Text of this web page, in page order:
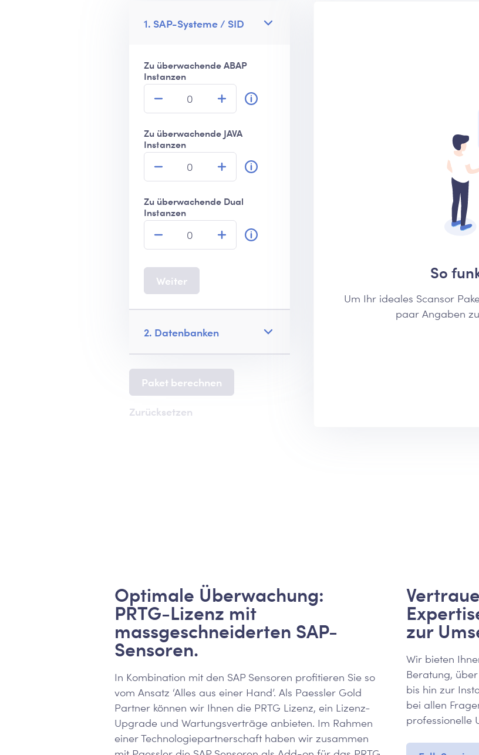
1. SAP-Systeme / SID
Zu überwachende ABAP
Instanzen
Zu überwachende JAVA
Instanzen
Zu überwachende Dual
Instanzen
Weiter
2. Datenbanken
Paket berechnen
Zurücksetzen
So
Um Ihr ideales Scansor
paar Angaben
Optimale Überwachung:
PRTG-Lizenz mit
massgeschneiderten SAP-
Sensoren.
In Kombination mit den SAP Sensoren profitieren Sie so
vom Ansatz ‘Alles aus einer Hand’. Als Paessler Gold
Partner können wir Ihnen die PRTG Lizenz, ein Lizenz-
Upgrade und Wartungsverträge anbieten. Im Rahmen
einer Technologiepartnerschaft haben wir zusammen
zur
Wir bieten
Beratung,
bis hin zur
bei allen
professionelle